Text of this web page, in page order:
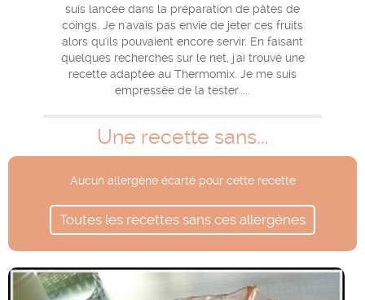
suis lancée dans la préparation de pâtes de
coings. Je n'avais pas envie de jeter ces fruits
alors qu'ils pouvaient encore servir. En faisant
quelques recherches sur le net, j'ai trouvé une
recette adaptée au Thermomix. Je me suis
empressée de la tester.....
Une recette sans...
Aucun allergène écarté pour cette recette
Toutes les recettes sans ces allergènes